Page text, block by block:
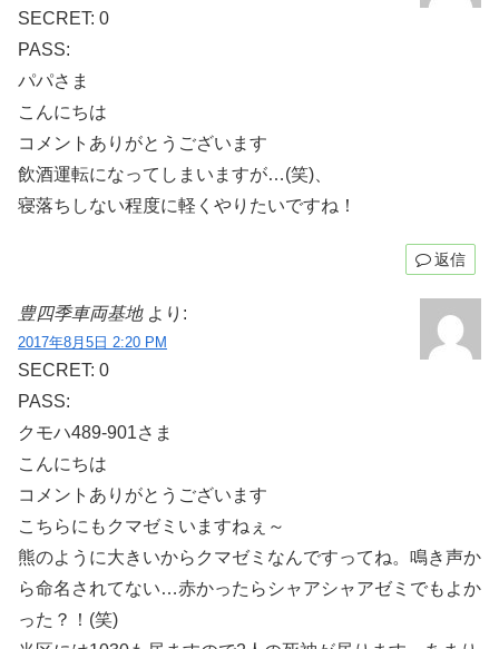
SECRET: 0
PASS:
パパさま
こんにちは
コメントありがとうございます
飲酒運転になってしまいますが…(笑)、
寝落ちしない程度に軽くやりたいですね！
返信
豊四季車両基地 より:
2017年8月5日 2:20 PM
SECRET: 0
PASS:
クモハ489-901さま
こんにちは
コメントありがとうございます
こちらにもクマゼミいますねぇ～
熊のように大きいからクマゼミなんですってね。鳴き声か
ら命名されてない…赤かったらシャアシャアゼミでもよか
った？！(笑)